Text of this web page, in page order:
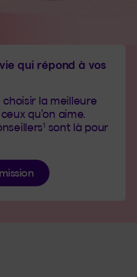
qui répond à vos
la meilleure
qu’on aime.
1 sont là pour